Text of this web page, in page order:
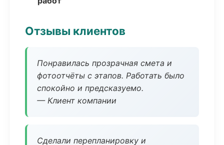
Отзывы клиентов
Понравилась прозрачная смета и
фотоотчёты с этапов. Работать было
спокойно и предсказуемо.
— Клиент компании
Сделали перепланировку и